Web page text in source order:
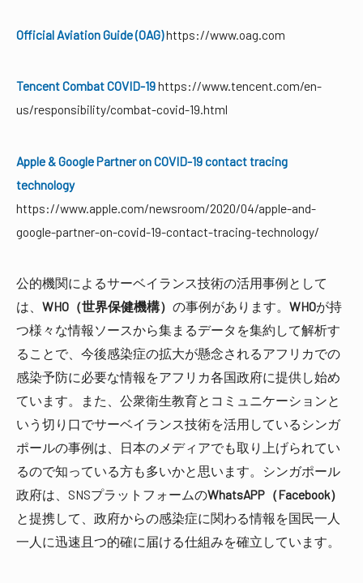
Official Aviation Guide (OAG)https://www.oag.com
Tencent Combat COVID-19https://www.tencent.com/en-
us/responsibility/combat-covid-19.html
Apple & Google Partner on COVID-19 contact tracing
technology
https://www.apple.com/newsroom/2020/04/apple-and-
google-partner-on-covid-19-contact-tracing-technology/
公的機関によるサーベイランス技術の活用事例として
は、 WHO（世界保健機構） の事例があります。 WHOが持
つ様々な情報ソースから集まるデータを集約して解析す
ることで、今後感染症の拡大が懸念されるアフリカでの
感染予防に必要な情報をアフリカ各国政府に提供し始め
ています。また、公衆衛生教育とコミュニケーションと
いう切り口でサーベイランス技術を活用しているシンガ
ポールの事例は、日本のメディアでも取り上げられてい
るので知っている方も多いかと思います。シンガポール
政府は、SNSプラットフォームのWhatsAPP（Facebook）
と提携して、政府からの感染症に関わる情報を国民一人
一人に迅速且つ的確に届ける仕組みを確立しています。